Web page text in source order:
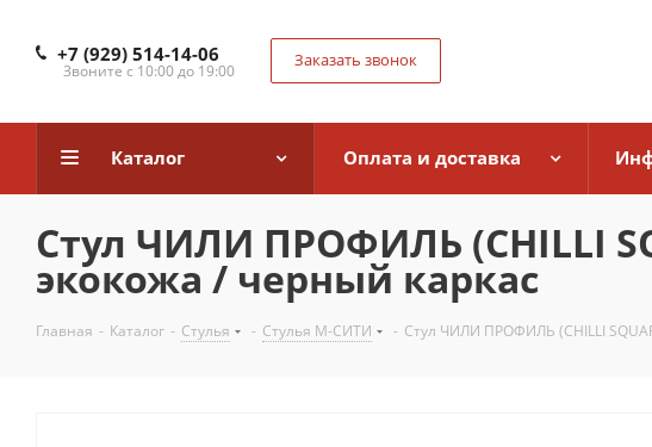
+7 (929) 514-14-06
Звоните с 10:00 до 19:00
Заказать звонок
Каталог Оплата и доставка
Стул ЧИЛИ ПРОФИЛЬ (CHILLI
экокожа / черный каркас
Главная - Каталог - Стулья - Стулья М-СИТИ - Стул ЧИЛИ ПРОФИЛЬ (CHILLI